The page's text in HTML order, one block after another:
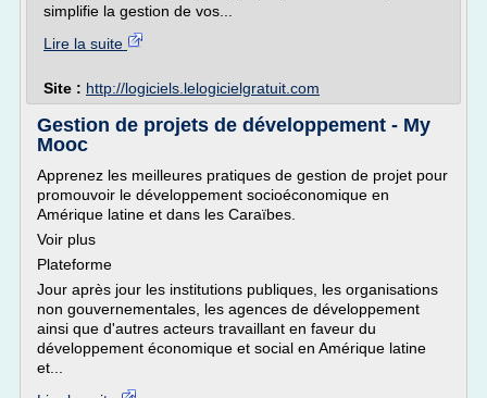
simplifie la gestion de vos...
Lire la suite
Site : http://logiciels.lelogicielgratuit.com
Gestion de projets de développement - My
Mooc
Apprenez les meilleures pratiques de gestion de projet pour
promouvoir le développement socioéconomique en
Amérique latine et dans les Caraïbes.
Voir plus
Plateforme
Jour après jour les institutions publiques, les organisations
non gouvernementales, les agences de développement
ainsi que d'autres acteurs travaillant en faveur du
développement économique et social en Amérique latine
et...